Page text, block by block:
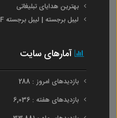
بهترین هدایای تبلیغاتی
لیبل برجسته | لیبل برجسته UV DTF | لیبل UV DTF
آمارهای سایت
بازدیدهای امروز : 288
بازدیدهای هفته : 6,036